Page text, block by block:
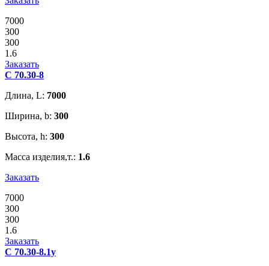
7000
300
300
1.6
Заказать
С 70.30-8
Длина, L: 7000
Ширина, b: 300
Высота, h: 300
Масса изделия,т.: 1.6
Заказать
7000
300
300
1.6
Заказать
С 70.30-8.1у